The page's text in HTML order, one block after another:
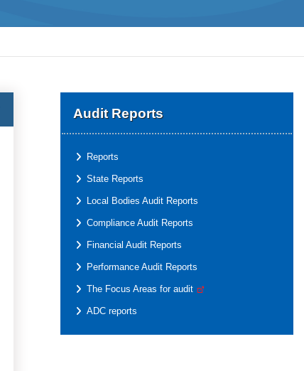
Audit Reports
Reports
State Reports
Local Bodies Audit Reports
Compliance Audit Reports
Financial Audit Reports
Performance Audit Reports
The Focus Areas for audit
ADC reports